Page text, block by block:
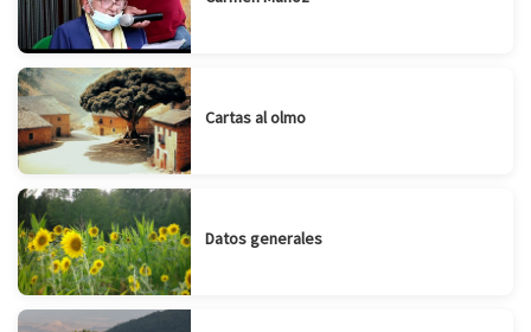
Cartas al olmo
Datos generales